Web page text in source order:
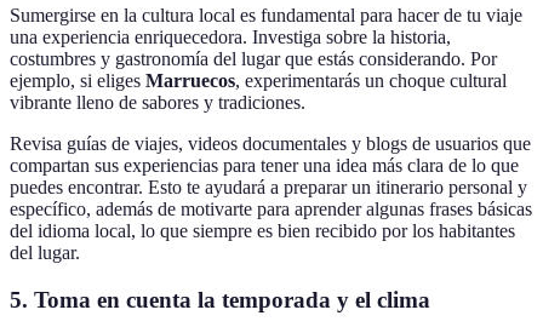
Sumergirse en la cultura local es fundamental para hacer de tu viaje
una experiencia enriquecedora. Investiga sobre la historia,
costumbres y gastronomía del lugar que estás considerando. Por
ejemplo, si eliges Marruecos, experimentarás un choque cultural
vibrante lleno de sabores y tradiciones.
Revisa guías de viajes, videos documentales y blogs de usuarios que
compartan sus experiencias para tener una idea más clara de lo que
puedes encontrar. Esto te ayudará a preparar un itinerario personal y
específico, además de motivarte para aprender algunas frases básicas
del idioma local, lo que siempre es bien recibido por los habitantes
del lugar.
5. Toma en cuenta la temporada y el clima